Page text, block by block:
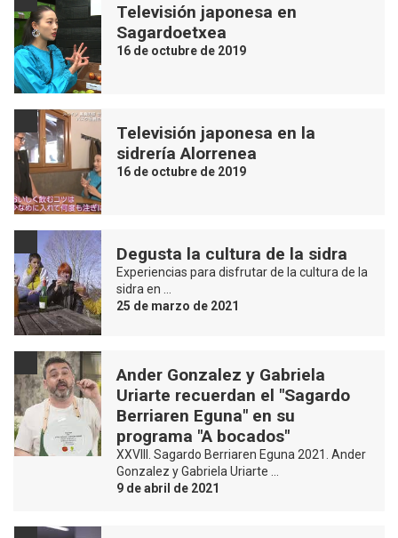
Televisión japonesa en
Sagardoetxea
16 de octubre de 2019
Televisión japonesa en la
sidrería Alorrenea
16 de octubre de 2019
Degusta la cultura de la sidra
Experiencias para disfrutar de la cultura de la
sidra en …
25 de marzo de 2021
Ander Gonzalez y Gabriela
Uriarte recuerdan el "Sagardo
Berriaren Eguna" en su
programa "A bocados"
XXVIII. Sagardo Berriaren Eguna 2021. Ander
Gonzalez y Gabriela Uriarte …
9 de abril de 2021